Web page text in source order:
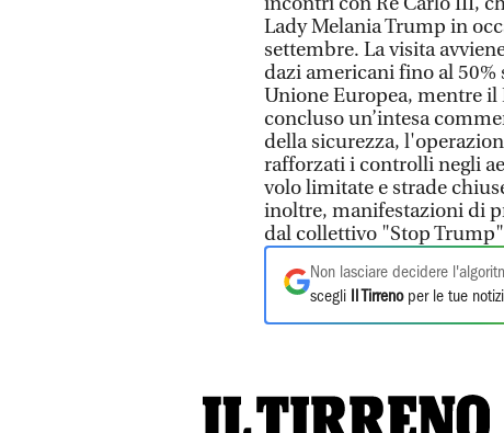
Lady Melania Trump in
settembre. La visita
dazi americani fino al 50%
Unione Europea, mentre il
concluso un’intesa
della sicurezza,
rafforzati i controlli negli
volo limitate e strade
inoltre, manifestazioni di
dal collettivo "Stop
Non lasciare decidere
scegli
Il Tirrenoper le tue